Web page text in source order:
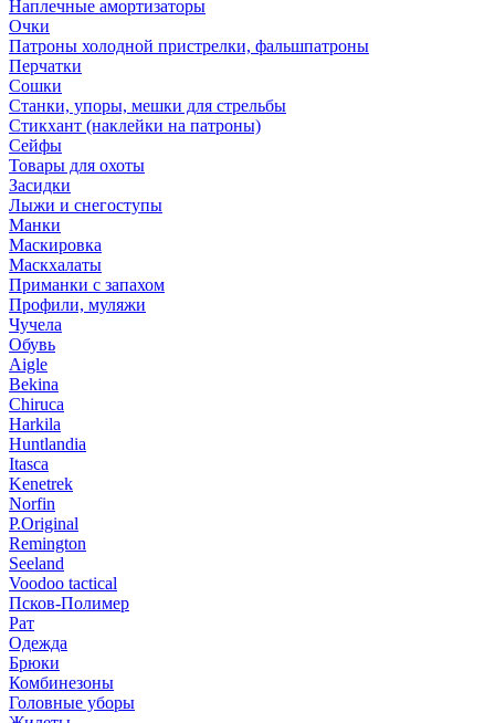
Наплечные амортизаторы
Очки
Патроны холодной пристрелки, фальшпатроны
Перчатки
Сошки
Станки, упоры, мешки для стрельбы
Стикхант (наклейки на патроны)
Сейфы
Товары для охоты
Засидки
Лыжи и снегоступы
Манки
Маскировка
Маскхалаты
Приманки с запахом
Профили, муляжи
Чучела
Обувь
Aigle
Bekina
Chiruсa
Harkila
Huntlandia
Itasca
Kenetrek
Norfin
P.Original
Remington
Seeland
Voodoo tactical
Псков-Полимер
Рат
Одежда
Брюки
Комбинезоны
Головные уборы